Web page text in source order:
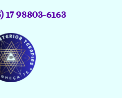
17 98803-6163